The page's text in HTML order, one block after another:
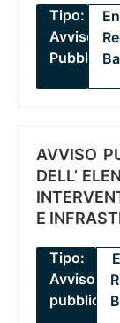
Tipo:
Avviso
Pubblico
AVVISO
DELL’
E
Tipo:
Avviso
pubblico